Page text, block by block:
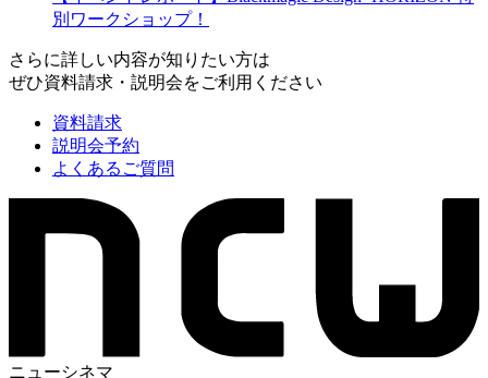
別ワークショップ！
さらに詳しい内容が知りたい方は
ぜひ資料請求・説明会をご利用ください
資料請求
説明会予約
よくあるご質問
ニューシネマ